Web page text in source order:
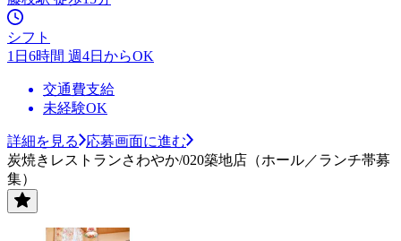
シフト
1日6時間 週4日からOK
交通費支給
未経験OK
詳細を見る
応募画面に進む
炭焼きレストランさわやか/020築地店（ホール／ランチ帯募
集）